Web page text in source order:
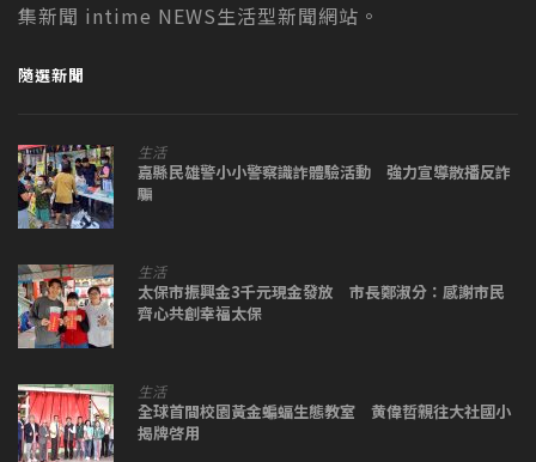
集新聞 intime NEWS生活型新聞網站。
隨選新聞
生活
嘉縣民雄警小小警察識詐體驗活動 強力宣導散播反詐
騙
生活
太保市振興金3千元現金發放 市長鄭淑分：感謝市民
齊心共創幸福太保
生活
全球首間校園黃金蝙蝠生態教室 黄偉哲親往大社國小
揭牌啓用